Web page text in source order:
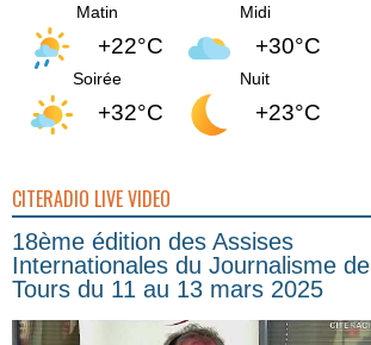
Matin
+22°C
Midi
+30°C
Soirée
+32°C
Nuit
+23°C
CITERADIO LIVE VIDEO
18ème édition des Assises
Internationales du Journalisme de
Tours du 11 au 13 mars 2025